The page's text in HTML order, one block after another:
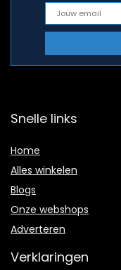
Snelle links
Home
Alles winkelen
Blogs
Onze webshops
Adverteren
Verklaringen